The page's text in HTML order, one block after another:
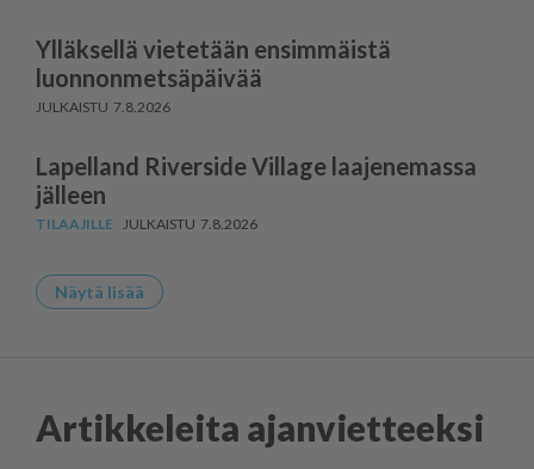
Ylläksellä vietetään ensimmäistä
luonnonmetsäpäivää
7.8.2026
Lapelland Riverside Village laajenemassa
jälleen
7.8.2026
Näytä lisää
Artikkeleita ajanvietteeksi